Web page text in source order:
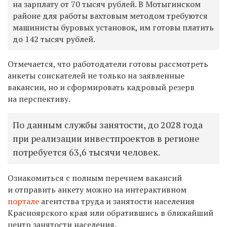
на зарплату от 70 тысяч рублей. В Мотыгинском
районе для работы вахтовым методом требуются
машинисты буровых установок, им готовы платить
до 142 тысяч рублей.
Отмечается, что работодатели готовы рассмотреть
анкеты соискателей не только на заявленные
вакансии, но и сформировать кадровый резерв
на перспективу.
По данным службы занятости, до 2028 года
при реализации инвестпроектов в регионе
потребуется 63,6 тысячи человек.
Ознакомиться с полным перечнем вакансий
и отправить анкету можно на интерактивном
портале агентства труда и занятости населения
Красноярского края или обратившись в ближайший
центр занятости населения.